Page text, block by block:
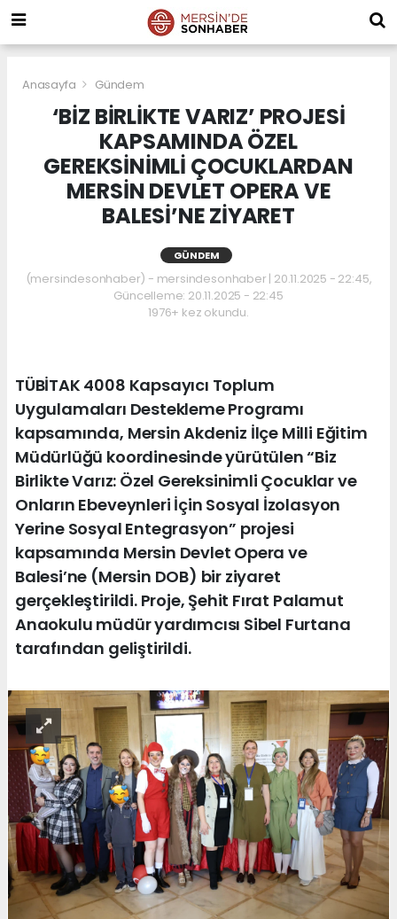
Anasayfa Gündem
‘BİZ BİRLİKTE VARIZ’ PROJESİ
KAPSAMINDA ÖZEL
GEREKSİNİMLİ ÇOCUKLARDAN
MERSİN DEVLET OPERA VE
BALESİ’NE ZİYARET
GÜNDEM
(mersindesonhaber) - mersindesonhaber | 20.11.2025 - 22:45,
Güncelleme: 20.11.2025 - 22:45
1976+ kez okundu.
TÜBİTAK 4008 Kapsayıcı Toplum
Uygulamaları Destekleme Programı
kapsamında, Mersin Akdeniz İlçe Milli Eğitim
Müdürlüğü koordinesinde yürütülen “Biz
Birlikte Varız: Özel Gereksinimli Çocuklar ve
Onların Ebeveynleri İçin Sosyal İzolasyon
Yerine Sosyal Entegrasyon” projesi
kapsamında Mersin Devlet Opera ve
Balesi’ne (Mersin DOB) bir ziyaret
gerçekleştirildi. Proje, Şehit Fırat Palamut
Anaokulu müdür yardımcısı Sibel Furtana
tarafından geliştirildi.